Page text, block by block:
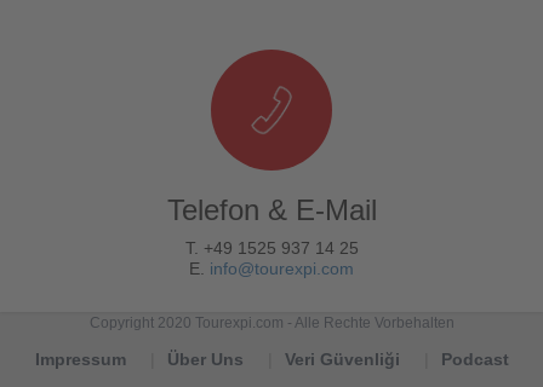
Telefon & E-Mail
T. +49 1525 937 14 25
E. info@tourexpi.com
Copyright 2020 Tourexpi.com - Alle Rechte Vorbehalten
Impressum Über Uns Veri Güvenliği
Podcast